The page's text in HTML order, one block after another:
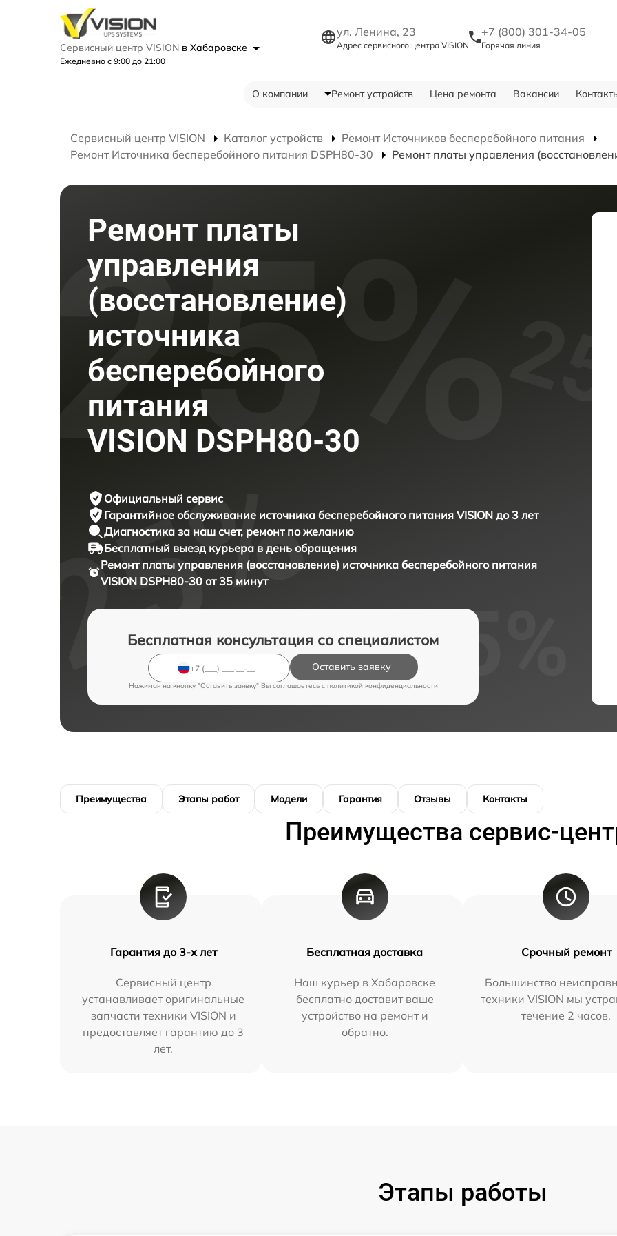
Сервисный центр VISION в Хабаровске
Ежедневно с 9:00 до 21:00
ул. Ленина, 23
Адрес сервисного центра VISION
+7 (800) 301-34-05
Горячая линия
О компании Ремонт устройств Цена ремонта Вакансии
Сервисный центр VISION Каталог устройств
Ремонт Источников бесперебойного питания
Ремонт Источника бесперебойного питания DSPH80-30
Ремонт платы управления
Ремонт платы
управления
(восстановление)
источника
бесперебойного
питания
VISION DSPH80-30
Официальный сервис
Гарантийное обслуживание источника бесперебойного питания VISION до 3 лет
Диагностика за наш счет, ремонт по желанию
Бесплатный выезд курьера в день обращения
Ремонт платы управления (восстановление) источника бесперебойного питания
VISION DSPH80-30 от 35 минут
Бесплатная консультация со специалистом
Оставить заявку
Нажимая на кнопку "Оставить заявку" Вы соглашаетесь c политикой конфиденциальности
Преимущества Этапы работ Модели Гарантия Отзывы Контакты
Преимущества сервис-
Гарантия до 3-х лет
Сервисный центр
устанавливает оригинальные
запчасти техники VISION и
предоставляет гарантию до 3
лет.
Бесплатная доставка
Наш курьер в Хабаровске
бесплатно доставит ваше
устройство на ремонт и
обратно.
Срочный ремонт
Большинство
техники VISION мы
течение 2 часов.
Этапы работы